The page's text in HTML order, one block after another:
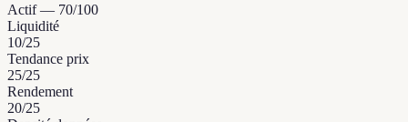
Actif— 70/100
Liquidité
10/25
Tendance prix
25/25
Rendement
20/25